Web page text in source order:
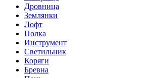
Дровница
Землянки
Лофт
Полка
Инструмент
Светильник
Коряги
Бревна